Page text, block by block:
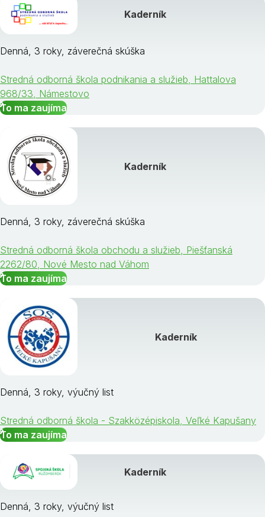
Kaderník
Denná, 3 roky, záverečná skúška
Stredná odborná škola podnikania a služieb, Hattalova
968/33, Námestovo
To ma zaujíma
Kaderník
Denná, 3 roky, záverečná skúška
Stredná odborná škola obchodu a služieb, Piešťanská
2262/80, Nové Mesto nad Váhom
To ma zaujíma
Kaderník
Denná, 3 roky, výučný list
Stredná odborná škola - Szakközépiskola, Veľké Kapušany
To ma zaujíma
Kaderník
Denná, 3 roky, výučný list